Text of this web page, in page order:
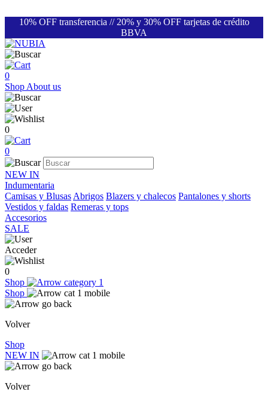
10% OFF transferencia // 20% y 30% OFF tarjetas de crédito
BBVA
0
Shop About us
0
0
NEW IN
Indumentaria
Camisas y Blusas Abrigos Blazers y chalecos Pantalones y shorts
Vestidos y faldas Remeras y tops
Accesorios
SALE
Acceder
0
Shop
Shop
Volver
Shop
NEW IN
Volver